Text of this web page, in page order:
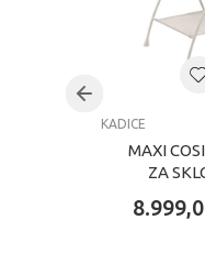
KADICE
MAXI
ZA